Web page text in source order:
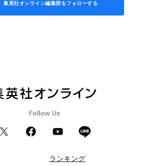
集英社オンライン編集部をフォローする
ランキング